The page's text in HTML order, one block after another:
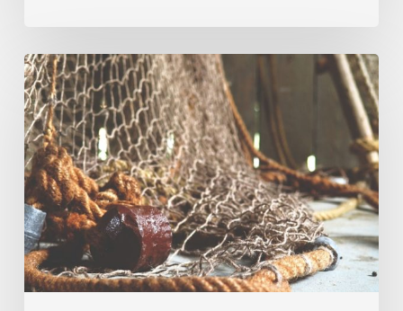
Komentár
k
textom
na
17.
nedeľu
v
období
cez
rok
„A“